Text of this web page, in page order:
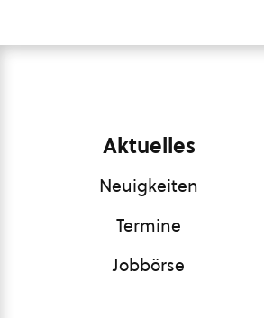
Aktuelles
Neuigkeiten
Termine
Jobbörse